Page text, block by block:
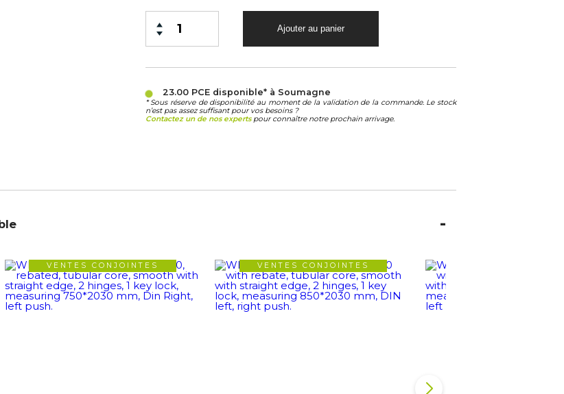
23.00 PCE disponible* à Soumagne
* Sous réserve de disponibilité au moment de la validation de la commande. Le stock
n’est pas assez suffisant pour vos besoins ?
Contactez un de nos expertspour connaître notre prochain arrivage.
VENTES CONJOINTES VENTES CONJOINTES